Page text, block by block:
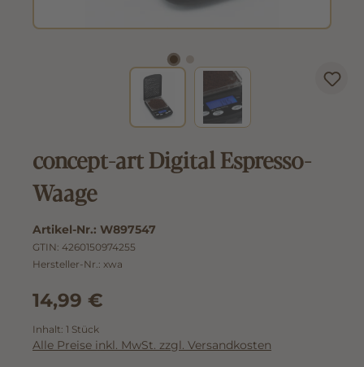
concept-art Digital Espresso-
Waage
Artikel-Nr.: W897547
GTIN: 4260150974255
Hersteller-Nr.: xwa
14,99 €
Inhalt: 1 Stück
Alle Preise inkl. MwSt. zzgl. Versandkosten